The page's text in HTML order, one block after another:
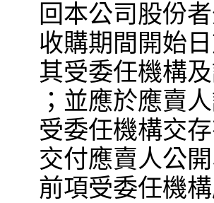
回本公司股份
收購期間開始
其受委任機構
；並應於應賣
受委任機構交
交付應賣人公
前項受委任機